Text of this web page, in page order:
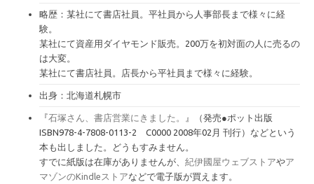
略歴：某社にて書店社員。平社員から人事部長まで様々に経
験。
某社にて資産用ダイヤモンド販売。200万を初対面の人に売るの
は大変。
某社にて書店社員。店長から平社員まで様々に経験。
出身：北海道札幌市
『石塚さん、書店営業にきました。
』（発売●ポット出版
ISBN978-4-7808-0113-2 C0000 2008年02月 刊行）などという
本も出しました。どうもすみません。
すでに紙版は在庫がありませんが、 紀伊國屋ウェブストアやア
マゾンのKindleストアなどで電子版が買えます。